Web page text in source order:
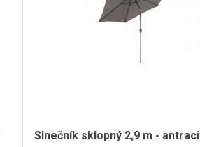
Slnečník sklopný 2,9 m -